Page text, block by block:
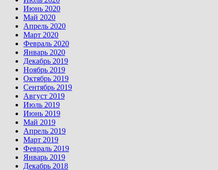
Июнь 2020
Май 2020
Апрель 2020
Март 2020
Февраль 2020
Январь 2020
Декабрь 2019
Ноябрь 2019
Октябрь 2019
Сентябрь 2019
Август 2019
Июль 2019
Июнь 2019
Май 2019
Апрель 2019
Март 2019
Февраль 2019
Январь 2019
Декабрь 2018